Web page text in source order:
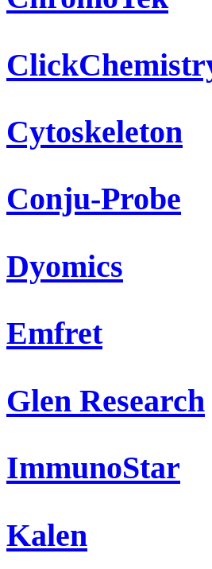
Cytoskeleton
Conju-Probe
Dyomics
Emfret
Glen Research
ImmunoStar
Kalen